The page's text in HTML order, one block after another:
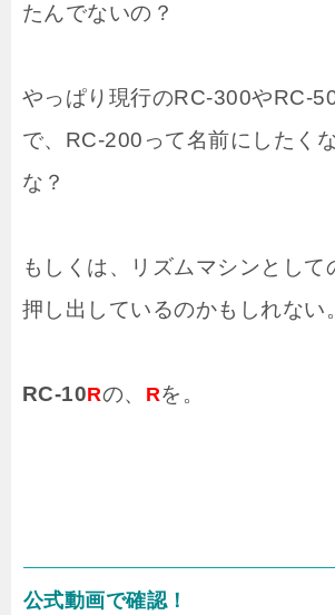
たんでないの？
やっぱり現行のRC-300やRC-
で、RC-200って名前にしたく
な？
もしくは、リズムマシンとして
押し出しているのかもしれない。
RC-10Rの、 Rを。
公式動画で確認！